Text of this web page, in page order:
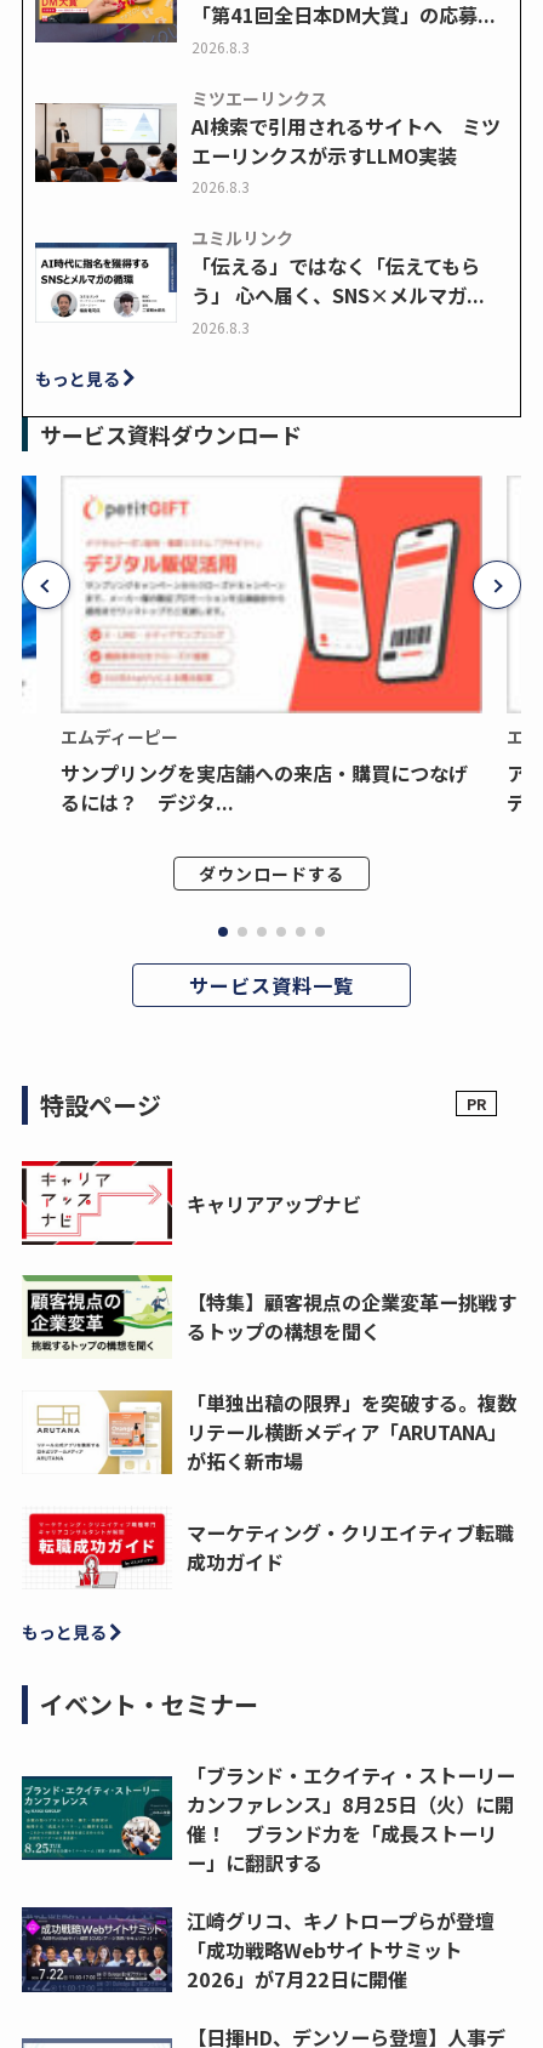
「第41回全日本DM大賞」の応募...
2026.8.3
ミツエーリンクス
AI検索で引用されるサイトへ ミツ
エーリンクスが示すLLMO実装
2026.8.3
ユミルリンク
「伝える」ではなく「伝えてもら
う」 心へ届く、SNS×メルマガ...
2026.8.3
もっと見る
サービス資料ダウンロード
エムディーピー
サンプリングを実店舗への来店・購買につなげ
るには？ デジタ...
ダウンロードする
エ
ア
デ
サービス資料一覧
特設ページ
キャリアアップナビ
【特集】顧客視点の企業変革ー挑戦す
るトップの構想を聞く
「単独出稿の限界」を突破する。複数
リテール横断メディア「ARUTANA」
が拓く新市場
マーケティング・クリエイティブ転職
成功ガイド
もっと見る
イベント・セミナー
「ブランド・エクイティ・ストーリー
カンファレンス」8月25日（火）に開
催！ ブランド力を「成長ストーリ
ー」に翻訳する
江崎グリコ、キノトロープらが登壇
「成功戦略Webサイトサミット
2026」が7月22日に開催
【日揮HD、デンソーら登壇】人事デ